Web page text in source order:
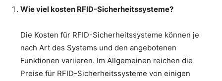
Wie viel kosten RFID-Sicherheitssysteme?
Die Kosten für RFID-Sicherheitssysteme können je
nach Art des Systems und den angebotenen
Funktionen variieren. Im Allgemeinen reichen die
Preise für RFID-Sicherheitssysteme von einigen